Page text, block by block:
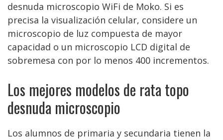
desnuda microscopio WiFi de Moko. Si es
precisa la visualización celular, considere un
microscopio de luz compuesta de mayor
capacidad o un microscopio LCD digital de
sobremesa con por lo menos 400 incrementos.
Los mejores modelos de rata topo
desnuda microscopio
Los alumnos de primaria y secundaria tienen la